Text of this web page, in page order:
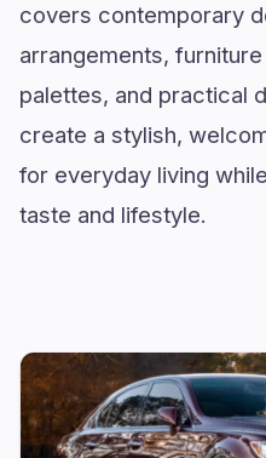
covers contemporary
arrangements,
palettes, and practical
create a stylish,
for everyday living
taste and lifestyle.